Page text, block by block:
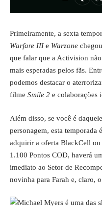
Primeiramente, a sexta
Warfare IIIe Warzone
que falar que a Activision
mais esperadas pelos fãs.
podemos destacar o
filme Smile 2 e colaborações
Além disso, se você é
personagem, esta temporada
adquirir a oferta BlackCell ou
1.100 Pontos COD, haverá
imediato ao Setor de
novinha para Farah e, claro,